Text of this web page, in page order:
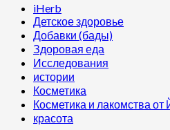
iHerb
Детское здоровье
Добавки (бады)
Здоровая еда
Исследования
истории
Косметика
Косметика и лакомства от
красота